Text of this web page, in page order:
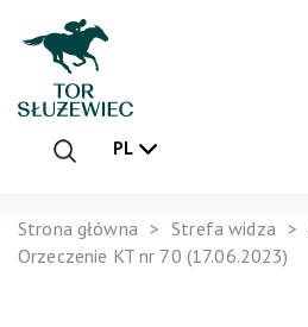
PL
Strona główna Strefa widza
Orzeczenie KT nr 70 (17.06.2023)